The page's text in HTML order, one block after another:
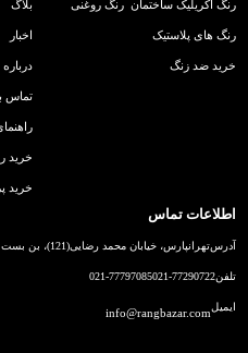
رنگ اکریلیک ساختمان
رنگ های پلاستیک
خرید ضد زنگ
رنگ روغنی بلاگ
اخبار
درباره
تماس
خرید
خرید
اطلاعات تماس
آدرستهرانپارس، خیابان محمد رضایی(121)، بن بست 148 شرقی
تلفن021-77290722
021-77797085
ایمیلinfo@rangbazar.com